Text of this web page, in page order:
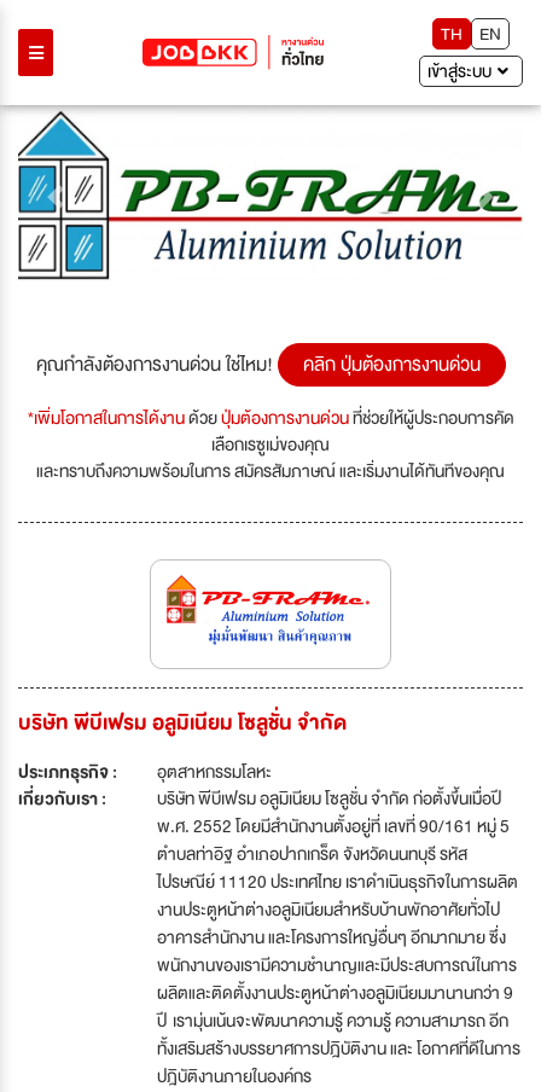
TH
EN
เข้าสู่ระบบ
Previous Next
คุณกำลังต้องการงานด่วน ใช่ไหม! คลิก ปุ่มต้องการงานด่วน
*เพิ่มโอกาสในการได้งานด้วยปุ่มต้องการงานด่วนที่ช่วยให้ผู้ประกอบการคัด
เลือกเรซูเม่ของคุณ
และทราบถึงความพร้อมในการ สมัครสัมภาษณ์ และเริ่มงานได้ทันทีของคุณ
บริษัท พีบีเฟรม อลูมิเนียม โซลูชั่น จำกัด
ประเภทธุรกิจ :
อุตสาหกรรมโลหะ
เกี่ยวกับเรา :
บริษัท พีบีเฟรม อลูมิเนียม โซลูชั่น จำกัด ก่อตั้งขึ้นเมื่อปี
พ.ศ. 2552 โดยมีสำนักงานตั้งอยู่ที่ เลขที่ 90/161 หมู่ 5
ตำบลท่าอิฐ อำเภอปากเกร็ด จังหวัดนนทบุรี รหัส
ไปรษณีย์ 11120 ประเทศไทย เราดำเนินธุรกิจในการผลิต
งานประตูหน้าต่างอลูมิเนียมสำหรับบ้านพักอาศัยทั่วไป
อาคารสำนักงาน และโครงการใหญ่อื่นๆ อีกมากมาย ซึ่ง
พนักงานของเรามีความชำนาญและมีประสบการณ์ในการ
ผลิตและติดตั้งงานประตูหน้าต่างอลูมิเนียมมานานกว่า 9
ปี เรามุ่นเน้นจะพัฒนาความรู้ ความรู้ ความสามารถ อีก
ทั้งเสริมสร้างบรรยาศการปฎิบัติงาน และ โอกาศที่ดีในการ
ปฎิบัติงานภายในองค์กร